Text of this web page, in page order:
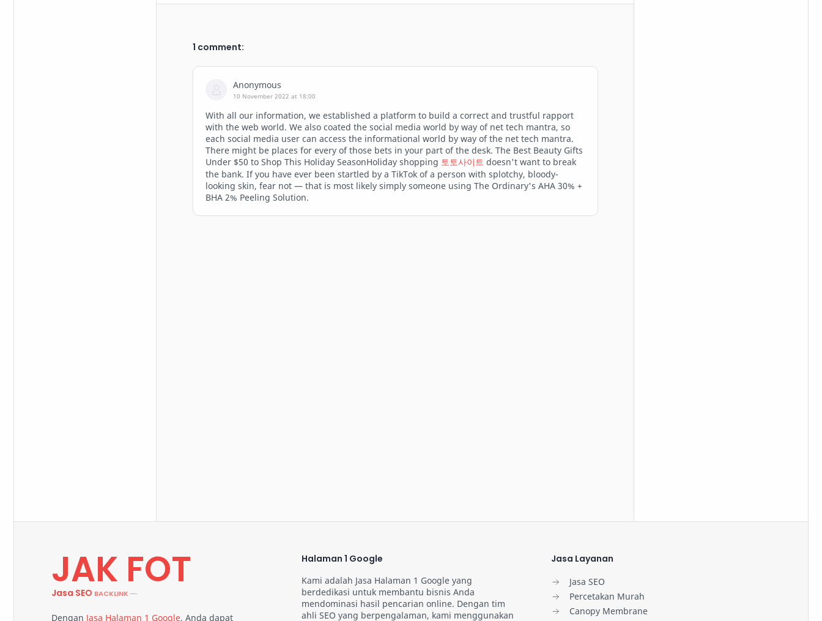
1 comment:
Anonymous
10 November 2022 at 18:00
With all our information, we established a platform to build a correct and trustful rapport
with the web world. We also coated the social media world by way of net tech mantra, so
each social media user can access the informational world by way of the net tech mantra.
There might be places for every of those bets in your part of the desk. The Best Beauty Gifts
Under $50 to Shop This Holiday SeasonHoliday shopping 토토사이트 doesn't want to break
the bank. If you have ever been startled by a TikTok of a person with splotchy, bloody-
looking skin, fear not — that is most likely simply someone using The Ordinary's AHA 30% +
BHA 2% Peeling Solution.
JAK FOT
Jasa SEO
Dengan Jasa Halaman 1 Google, Anda dapat
Halaman 1 Google
Kami adalah Jasa Halaman 1 Google yang
berdedikasi untuk membantu bisnis Anda
mendominasi hasil pencarian online. Dengan tim
ahli SEO yang berpengalaman, kami menggunakan
Jasa Layanan
Jasa SEO
Percetakan Murah
Canopy Membrane